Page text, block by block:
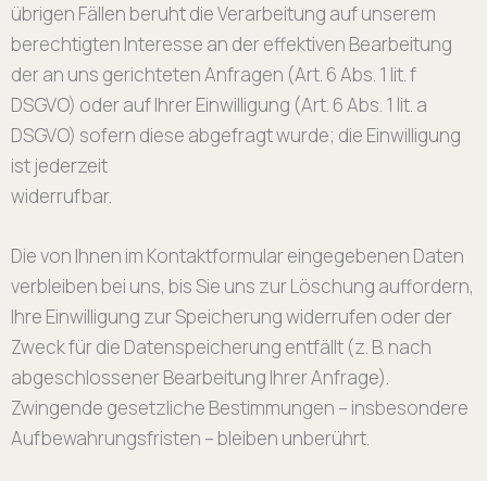
übrigen Fällen beruht die Verarbeitung auf unserem
berechtigten Interesse an der effektiven Bearbeitung
der an uns gerichteten Anfragen (Art. 6 Abs. 1 lit. f
DSGVO) oder auf Ihrer Einwilligung (Art. 6 Abs. 1 lit. a
DSGVO) sofern diese abgefragt wurde; die Einwilligung
ist jederzeit
widerrufbar.
Die von Ihnen im Kontaktformular eingegebenen Daten
verbleiben bei uns, bis Sie uns zur Löschung auffordern,
Ihre Einwilligung zur Speicherung widerrufen oder der
Zweck für die Datenspeicherung entfällt (z. B. nach
abgeschlossener Bearbeitung Ihrer Anfrage).
Zwingende gesetzliche Bestimmungen – insbesondere
Aufbewahrungsfristen – bleiben unberührt.